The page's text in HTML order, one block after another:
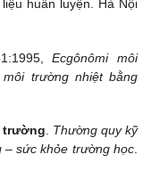
huấn luyện. Hà Nội
Ecgônômi môi
trường nhiệt bằng
trường
Thường quy kỹ
– sức khỏe trường học